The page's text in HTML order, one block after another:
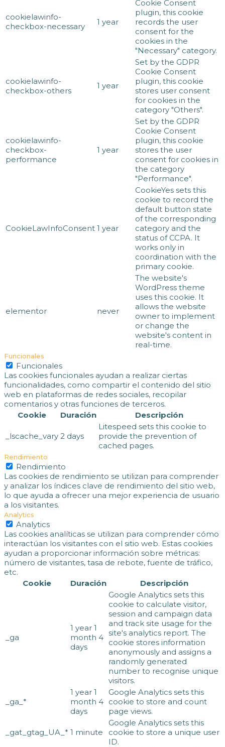
cookielawinfo-
checkbox-necessary
1 year
Cookie Consent
plugin, this cookie
records the user
consent for the
cookies in the
"Necessary" category.
cookielawinfo-
checkbox-others
1 year
Set by the GDPR
Cookie Consent
plugin, this cookie
stores user consent
for cookies in the
category "Others".
cookielawinfo-
checkbox-
performance
1 year
Set by the GDPR
Cookie Consent
plugin, this cookie
stores the user
consent for cookies in
the category
"Performance".
CookieLawInfoConsent 1 year
CookieYes sets this
cookie to record the
default button state
of the corresponding
category and the
status of CCPA. It
works only in
coordination with the
primary cookie.
elementor never
The website's
WordPress theme
uses this cookie. It
allows the website
owner to implement
or change the
website's content in
real-time.
Funcionales
Funcionales
Las cookies funcionales ayudan a realizar ciertas
funcionalidades, como compartir el contenido del sitio
web en plataformas de redes sociales, recopilar
comentarios y otras funciones de terceros.
Cookie
Duración Descripción
_lscache_vary 2 days
Litespeed sets this cookie to
provide the prevention of
cached pages.
Rendimiento
Rendimiento
Las cookies de rendimiento se utilizan para comprender
y analizar los índices clave de rendimiento del sitio web,
lo que ayuda a ofrecer una mejor experiencia de usuario
a los visitantes.
Analytics
Analytics
Las cookies analíticas se utilizan para comprender cómo
interactúan los visitantes con el sitio web. Estas cookies
ayudan a proporcionar información sobre métricas:
número de visitantes, tasa de rebote, fuente de tráfico,
etc.
Cookie
Duración Descripción
_ga
1 year 1
month 4
days
Google Analytics sets this
cookie to calculate visitor,
session and campaign data
and track site usage for the
site's analytics report. The
cookie stores information
anonymously and assigns a
randomly generated
number to recognise unique
visitors.
_ga_*
1 year 1
month 4
days
Google Analytics sets this
cookie to store and count
page views.
_gat_gtag_UA_* 1 minute
Google Analytics sets this
cookie to store a unique user
ID.